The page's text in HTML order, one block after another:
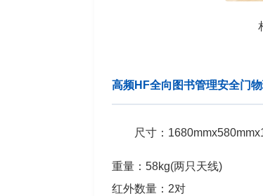
高频HF全向图书管理安全门
尺寸：
重量：58kg(两只天线)
红外数量：2对